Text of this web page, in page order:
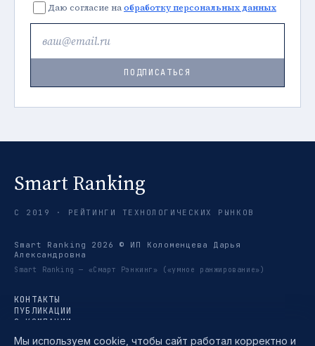
Даю согласие наобработку персональных данных
ПОДПИСАТЬСЯ
Smart Ranking
С 2019 · РЕЙТИНГИ ТЕХНОЛОГИЧЕСКИХ РЫНКОВ
Smart Ranking 2026 © ИП Коломенцева Дарья
Александровна
Smart Ranking — «Смарт Рэнкинг» («умное ранжирование»)
КОНТАКТЫ
ПУБЛИКАЦИИ
О КОМПАНИИ
Мы используем cookie, чтобы сайт работал корректно и